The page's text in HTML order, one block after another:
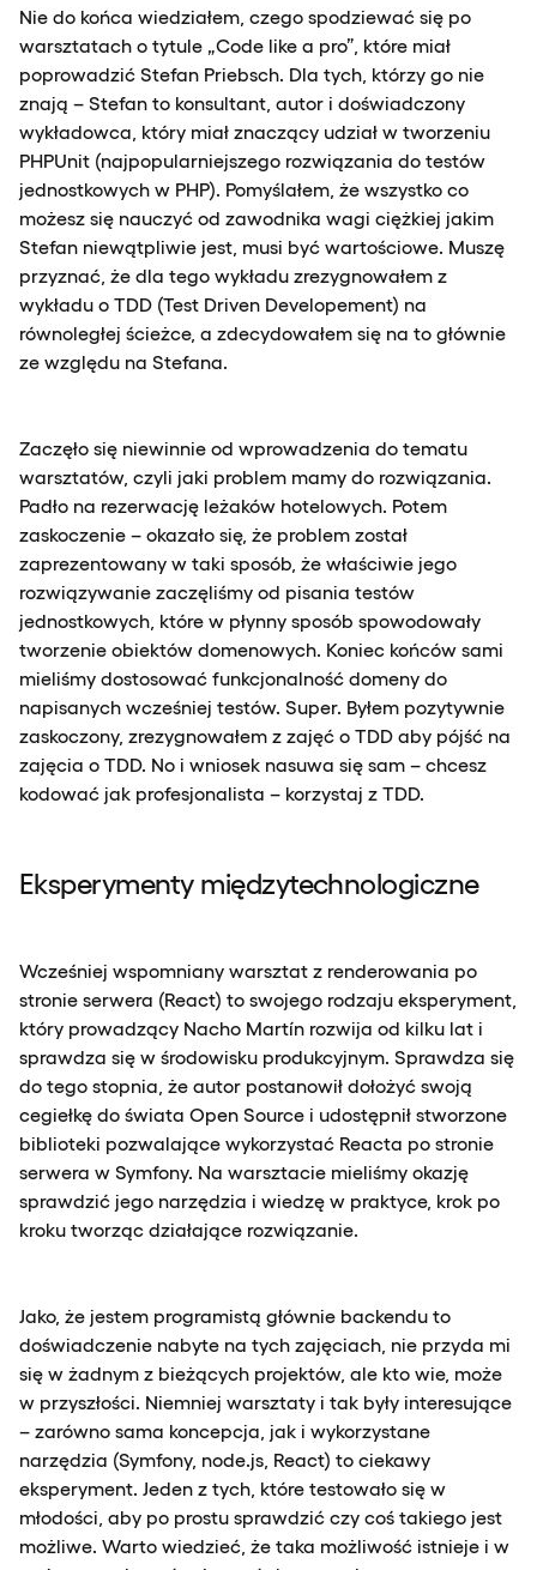
Nie do końca wiedziałem, czego spodziewać się po
warsztatach o tytule „Code like a pro”, które miał
poprowadzić Stefan Priebsch. Dla tych, którzy go nie
znają – Stefan to konsultant, autor i doświadczony
wykładowca, który miał znaczący udział w tworzeniu
PHPUnit (najpopularniejszego rozwiązania do testów
jednostkowych w PHP). Pomyślałem, że wszystko co
możesz się nauczyć od zawodnika wagi ciężkiej jakim
Stefan niewątpliwie jest, musi być wartościowe. Muszę
przyznać, że dla tego wykładu zrezygnowałem z
wykładu o TDD (Test Driven Developement) na
równoległej ścieżce, a zdecydowałem się na to głównie
ze względu na Stefana.
Zaczęło się niewinnie od wprowadzenia do tematu
warsztatów, czyli jaki problem mamy do rozwiązania.
Padło na rezerwację leżaków hotelowych. Potem
zaskoczenie – okazało się, że problem został
zaprezentowany w taki sposób, że właściwie jego
rozwiązywanie zaczęliśmy od pisania testów
jednostkowych, które w płynny sposób spowodowały
tworzenie obiektów domenowych. Koniec końców sami
mieliśmy dostosować funkcjonalność domeny do
napisanych wcześniej testów. Super. Byłem pozytywnie
zaskoczony, zrezygnowałem z zajęć o TDD aby pójść na
zajęcia o TDD. No i wniosek nasuwa się sam – chcesz
kodować jak profesjonalista – korzystaj z TDD.
Eksperymenty międzytechnologiczne
Wcześniej wspomniany warsztat z renderowania po
stronie serwera (React) to swojego rodzaju eksperyment,
który prowadzący Nacho Martín rozwija od kilku lat i
sprawdza się w środowisku produkcyjnym. Sprawdza się
do tego stopnia, że autor postanowił dołożyć swoją
cegiełkę do świata Open Source i udostępnił stworzone
biblioteki pozwalające wykorzystać Reacta po stronie
serwera w Symfony. Na warsztacie mieliśmy okazję
sprawdzić jego narzędzia i wiedzę w praktyce, krok po
kroku tworząc działające rozwiązanie.
Jako, że jestem programistą głównie backendu to
doświadczenie nabyte na tych zajęciach, nie przyda mi
się w żadnym z bieżących projektów, ale kto wie, może
w przyszłości. Niemniej warsztaty i tak były interesujące
– zarówno sama koncepcja, jak i wykorzystane
narzędzia (Symfony, node.js, React) to ciekawy
eksperyment. Jeden z tych, które testowało się w
młodości, aby po prostu sprawdzić czy coś takiego jest
możliwe. Warto wiedzieć, że taka możliwość istnieje i w